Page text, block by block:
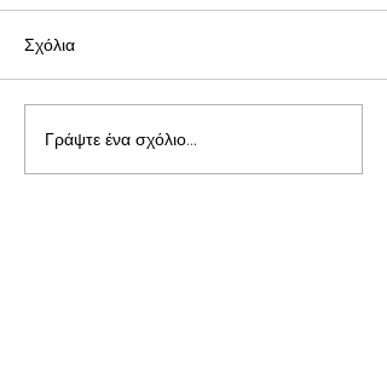
Σχόλια
Γράψτε ένα σχόλιο...